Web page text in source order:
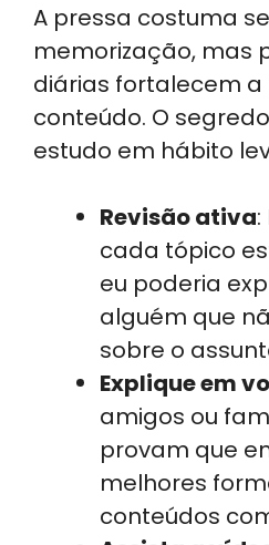
A pressa costuma
memorização, mas
diárias fortalecem
conteúdo. O
estudo em hábito
Revisão ativa
cada tópico
eu poderia
alguém que
sobre o
Explique em
amigos ou
provam que
melhores
conteúdos